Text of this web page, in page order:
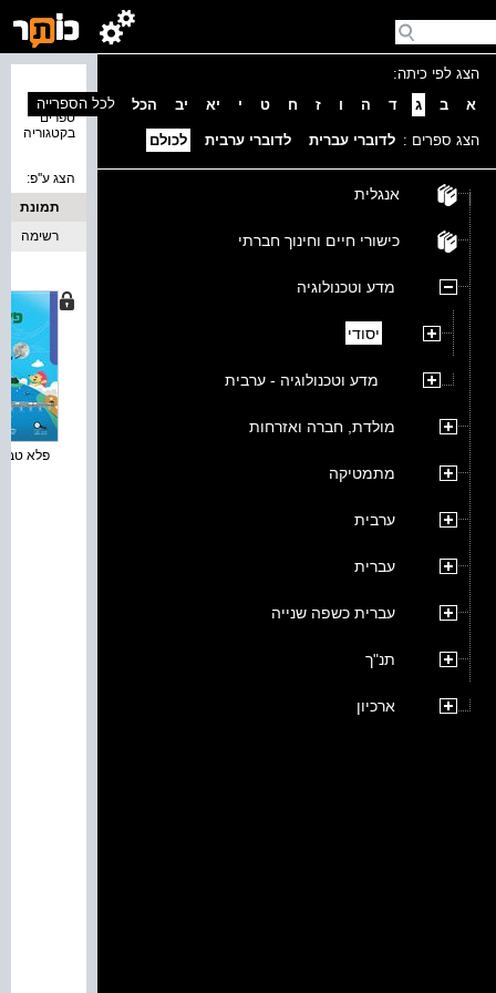
הצג לפי כיתה:
א
ב ג ד ה ו ז ח ט י יא יב הכל
הצג ספרים : לדוברי עברית לדוברי ערבית לכולם
אנגלית
כישורי חיים וחינוך חברתי
מדע וטכנולוגיה
יסודי
מדע וטכנולוגיה - ערבית
מולדת, חברה ואזרחות
מתמטיקה
ערבית
עברית
עברית כשפה שנייה
תנ"ך
ארכיון
ספרים
בקטגוריה
לכל הספרייה
הצג ע''פ:
תמונת
כריכה
רשימה
פלא